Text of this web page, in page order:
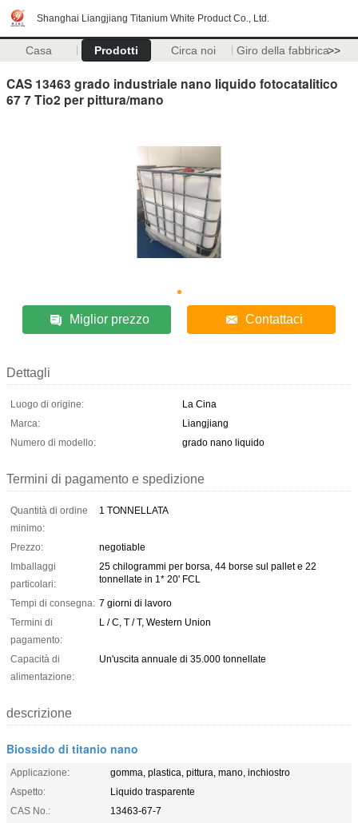
Shanghai Liangjiang Titanium White Product Co., Ltd.
Casa Prodotti Circa noi Giro della fabbrica>>
CAS 13463 grado industriale nano liquido fotocatalitico
67 7 Tio2 per pittura/mano
Miglior prezzo Contattaci
Dettagli
Luogo di origine:
La Cina
Marca:
Liangjiang
Numero di modello:
grado nano liquido
Termini di pagamento e spedizione
Quantità di ordine
minimo:
1 TONNELLATA
Prezzo:
negotiable
Imballaggi
particolari:
25 chilogrammi per borsa, 44 borse sul pallet e 22
tonnellate in 1* 20' FCL
Tempi di consegna: 7 giorni di lavoro
Termini di
pagamento:
L / C, T / T, Western Union
Capacità di
alimentazione:
Un'uscita annuale di 35.000 tonnellate
descrizione
Biossido di titanio nano
Applicazione:
gomma, plastica, pittura, mano, inchiostro
Aspetto:
Liquido trasparente
CAS No.:
13463-67-7